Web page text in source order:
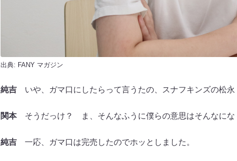
出典: FANY マガジン
純吉いや、ガマ口にしたらって言うたの、スナフキンズの松永
関本そうだっけ？ ま、そんなふうに僕らの意思はそんなにな
純吉一応、ガマ口は完売したのでホッとしました。